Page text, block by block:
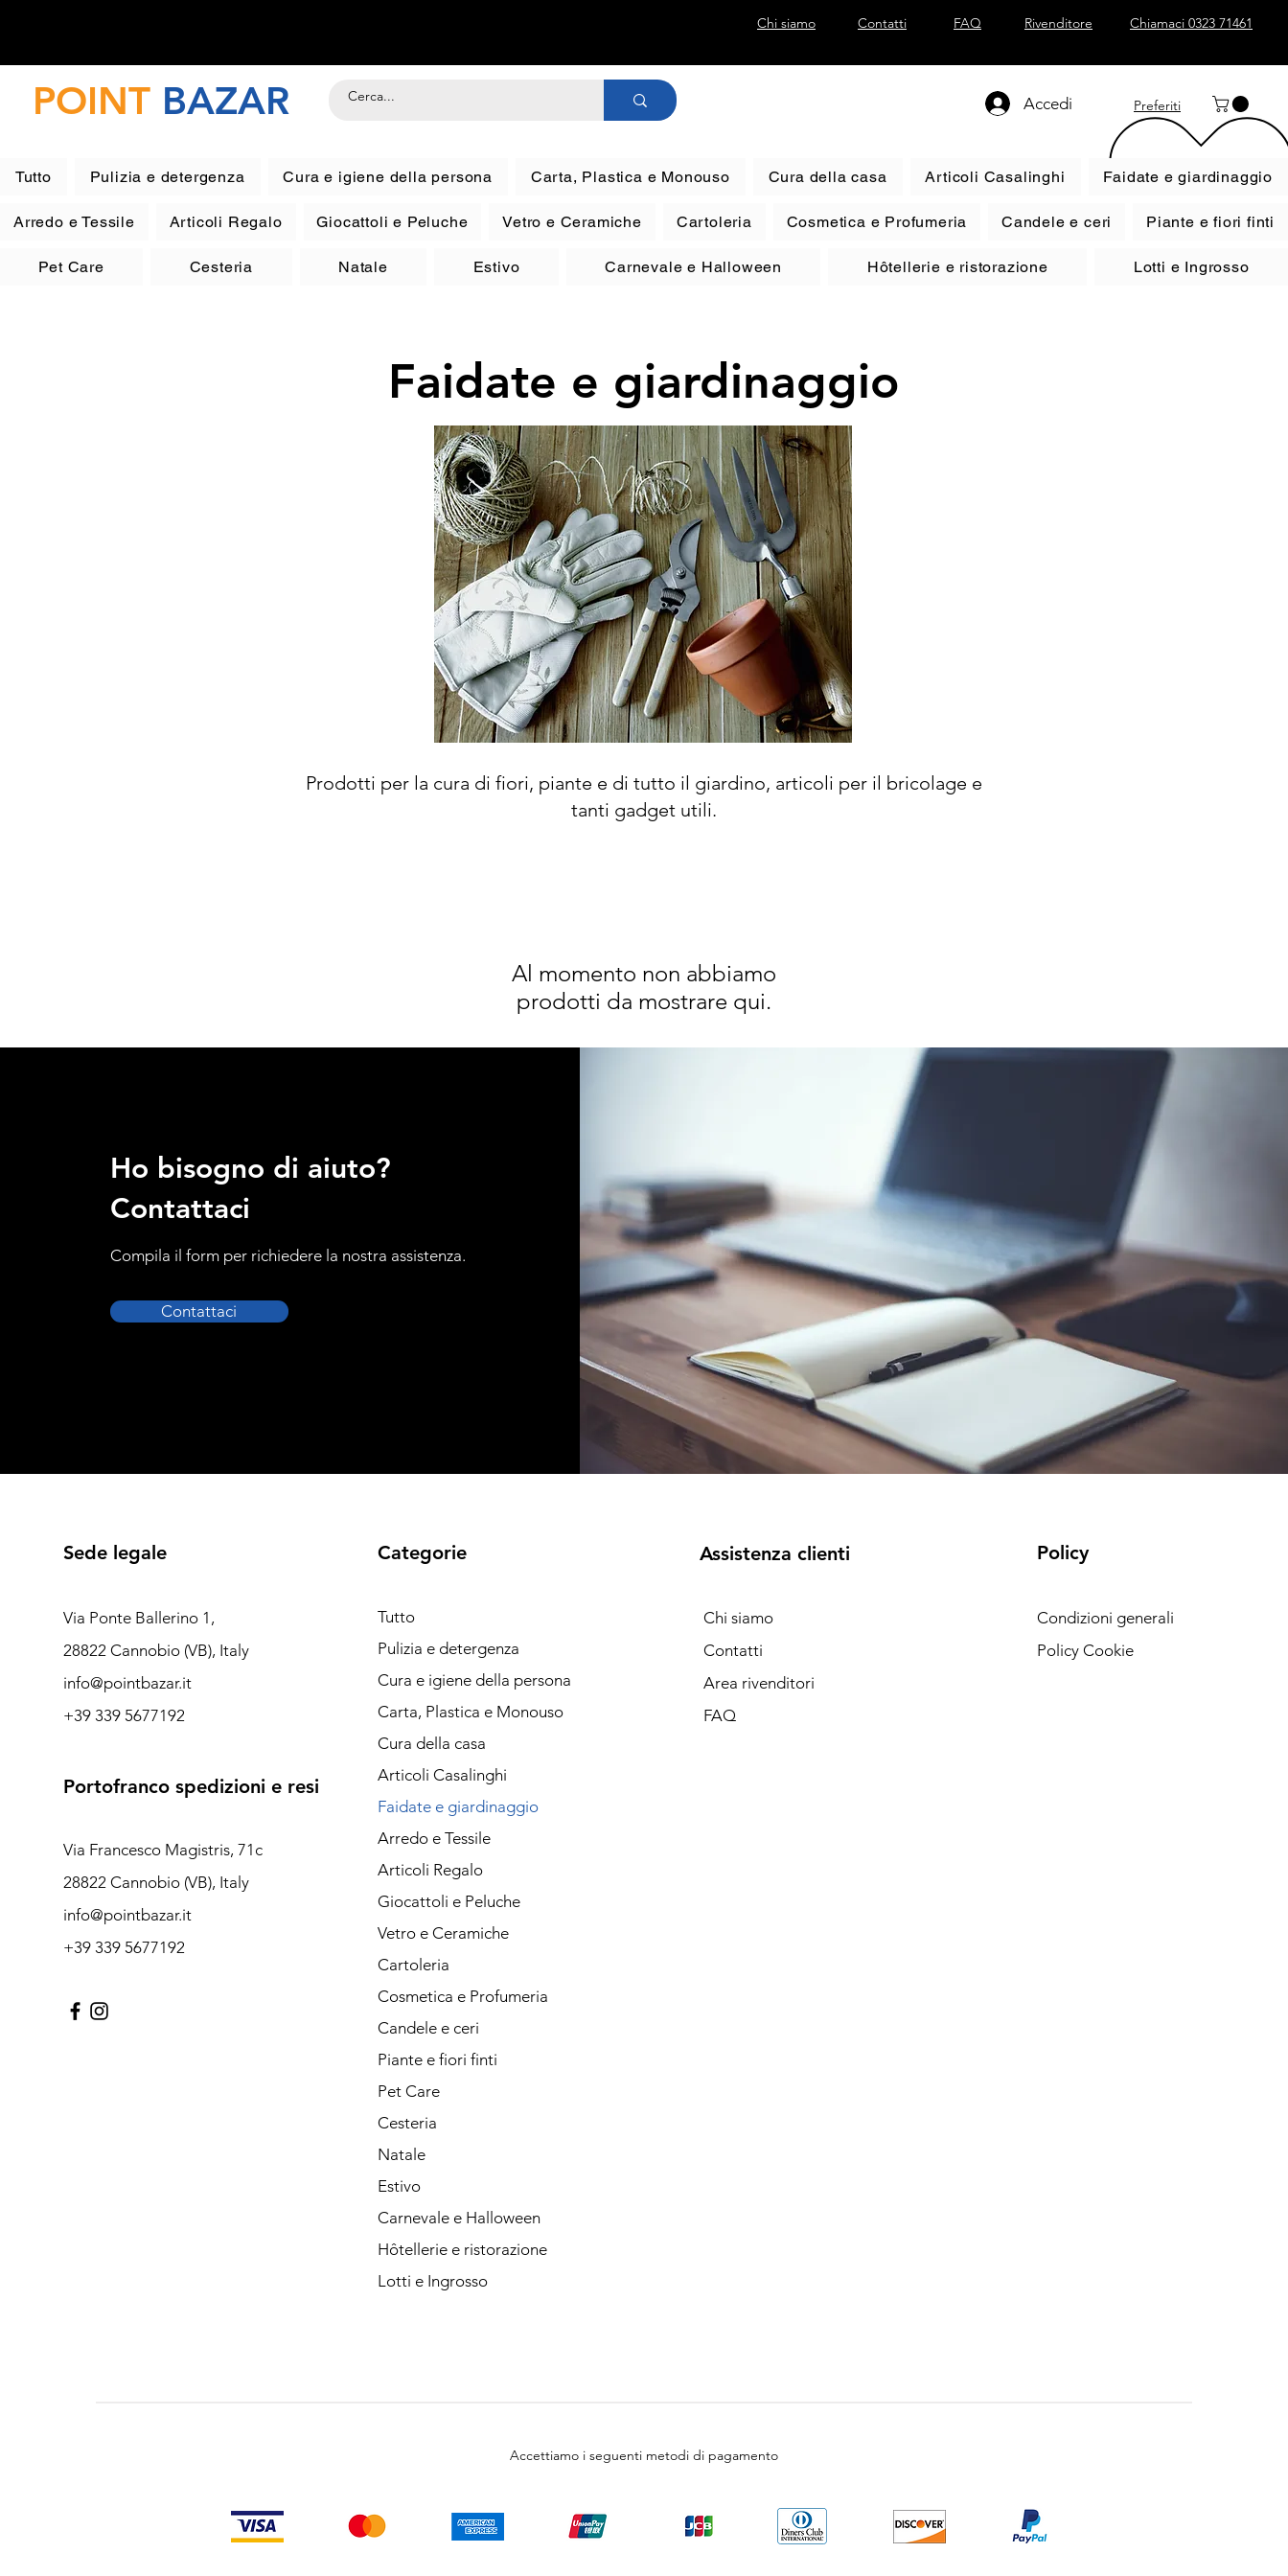
Chi siamo Contatti FAQ Rivenditore Chiamaci 0323 71461
POINT BAZAR Accedi Preferiti
Tutto Pulizia e detergenza Cura e igiene della persona Carta, Plastica e Monouso Cura della casa Articoli Casalinghi Faidate e giardinaggio
Arredo e Tessile Articoli Regalo Giocattoli e Peluche Vetro e Ceramiche Cartoleria Cosmetica e Profumeria Candele e ceri Piante e fiori finti
Pet Care Cesteria Natale Estivo Carnevale e Halloween Hôtellerie e ristorazione Lotti e Ingrosso
Faidate e giardinaggio
Prodotti per la cura di fiori, piante e di tutto il giardino, articoli per il bricolage e
tanti gadget utili.
Al momento non abbiamo
prodotti da mostrare qui.
Ho bisogno di aiuto?
Contattaci
Compila il form per richiedere la nostra assistenza.
Contattaci
Sede legale
Via Ponte Ballerino 1,
28822 Cannobio (VB), Italy
info@pointbazar.it
+39 339 5677192
Portofranco spedizioni e resi
Via Francesco Magistris, 71c
28822 Cannobio (VB), Italy
info@pointbazar.it
+39 339 5677192
Categorie
Tutto
Pulizia e detergenza
Cura e igiene della persona
Carta, Plastica e Monouso
Cura della casa
Articoli Casalinghi
Faidate e giardinaggio
Arredo e Tessile
Articoli Regalo
Giocattoli e Peluche
Vetro e Ceramiche
Cartoleria
Cosmetica e Profumeria
Candele e ceri
Piante e fiori finti
Pet Care
Cesteria
Natale
Estivo
Carnevale e Halloween
Hôtellerie e ristorazione
Lotti e Ingrosso
Assistenza clienti
Chi siamo
Contatti
Area rivenditori
FAQ
Policy
Condizioni generali
Policy Cookie
Accettiamo i seguenti metodi di pagamento